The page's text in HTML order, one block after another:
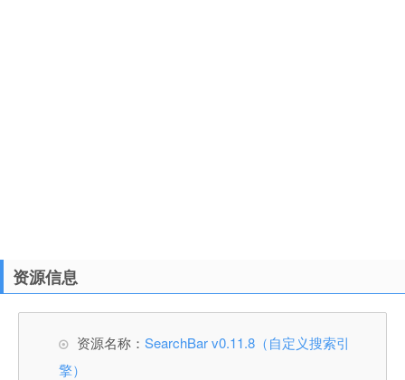
资源信息
资源名称： SearchBar v0.11.8（自定义搜索引
擎）